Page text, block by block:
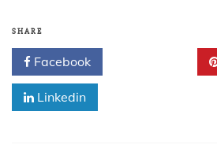
SHARE
Facebook
Linkedin